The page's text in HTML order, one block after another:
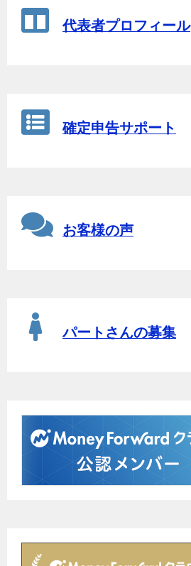
代表者プロフィール
確定申告サポート
お客様の声
パートさんの募集